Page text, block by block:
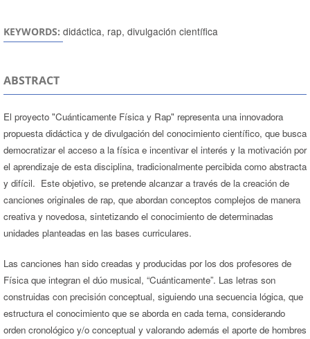
KEYWORDS: didáctica, rap, divulgación científica
ABSTRACT
El proyecto "Cuánticamente Física y Rap" representa una innovadora
propuesta didáctica y de divulgación del conocimiento científico, que busca
democratizar el acceso a la física e incentivar el interés y la motivación por
el aprendizaje de esta disciplina, tradicionalmente percibida como abstracta
y difícil. Este objetivo, se pretende alcanzar a través de la creación de
canciones originales de rap, que abordan conceptos complejos de manera
creativa y novedosa, sintetizando el conocimiento de determinadas
unidades planteadas en las bases curriculares.
Las canciones han sido creadas y producidas por los dos profesores de
Física que integran el dúo musical, “Cuánticamente”. Las letras son
construidas con precisión conceptual, siguiendo una secuencia lógica, que
estructura el conocimiento que se aborda en cada tema, considerando
orden cronológico y/o conceptual y valorando además el aporte de hombres